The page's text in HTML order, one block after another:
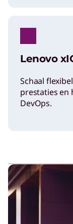
Lenovo
Schaal
prestaties en
DevOps.